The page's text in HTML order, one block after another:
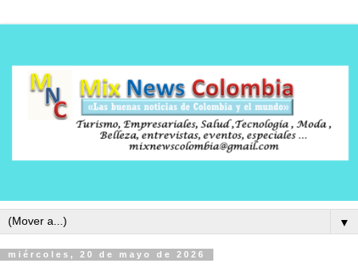
▼
miércoles, 20 de mayo de 2026